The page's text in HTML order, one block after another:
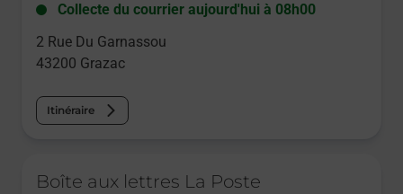
Collecte du courrier aujourd'hui à 08h00
2 Rue Du Garnassou
43200 Grazac
Itinéraire
Boîte aux lettres La Poste